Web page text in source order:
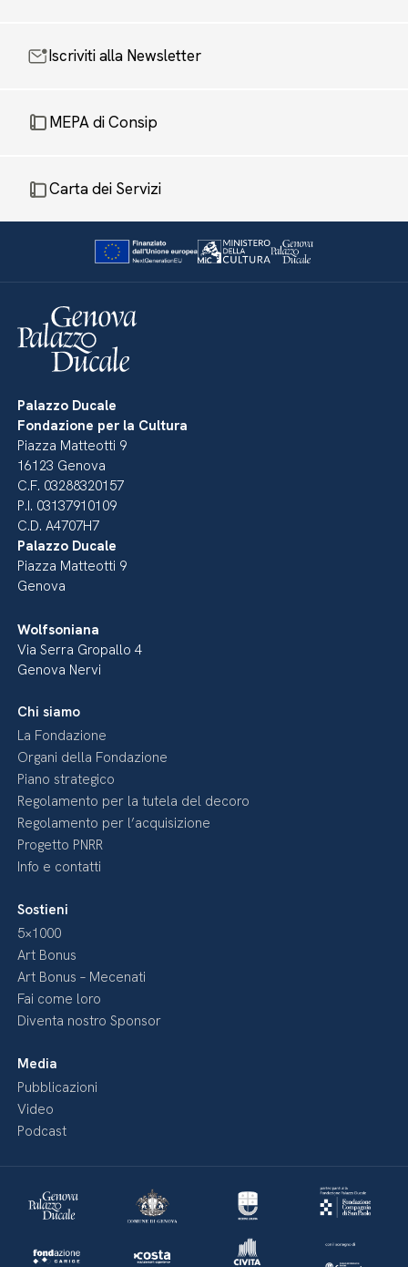
Iscriviti alla Newsletter
MEPA di Consip
Carta dei Servizi
Palazzo Ducale
Fondazione per la Cultura
Piazza Matteotti 9
16123 Genova
C.F. 03288320157
P.I. 03137910109
C.D. A4707H7
Palazzo Ducale
Piazza Matteotti 9
Genova
Wolfsoniana
Via Serra Gropallo 4
Genova Nervi
Chi siamo
La Fondazione
Organi della Fondazione
Piano strategico
Regolamento per la tutela del decoro
Regolamento per l’acquisizione
Progetto PNRR
Info e contatti
Sostieni
5×1000
Art Bonus
Art Bonus – Mecenati
Fai come loro
Diventa nostro Sponsor
Media
Pubblicazioni
Video
Podcast